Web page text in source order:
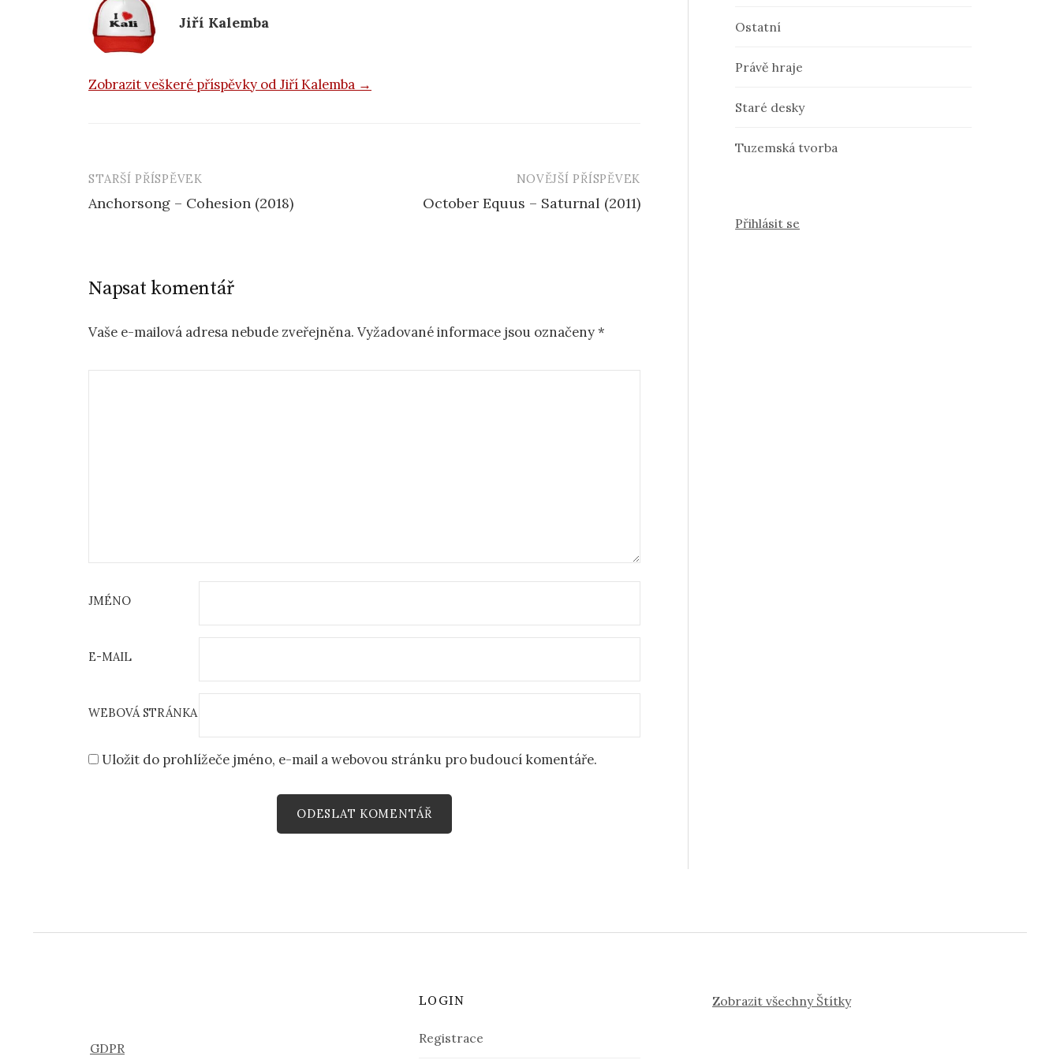
k Jiří Kalemba
Zobrazit veškeré příspěvky od Jiří Kalemba →
Navigace
příspěvku
STARŠÍ PŘÍSPĚVEK
Anchorsong – Cohesion (2018)
NOVĚJŠÍ PŘÍSPĚVEK
October Equus – Saturnal (2011)
Napsat komentář
Vaše e-mailová adresa nebude zveřejněna. Vyžadované informace jsou označeny*
JMÉNO
E-MAIL
WEBOVÁ STRÁNKA
Uložit do prohlížeče jméno, e-mail a webovou stránku pro budoucí komentáře.
Ostatní
Právě hraje
Staré desky
Tuzemská tvorba
Přihlásit se
GDPR
LOGIN
Registrace
Zobrazit všechny Štítky